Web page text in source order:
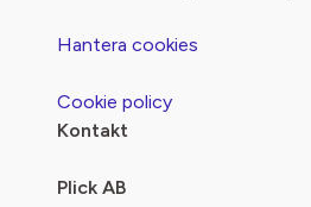
Hantera cookies
Cookie policy
Kontakt
Plick AB